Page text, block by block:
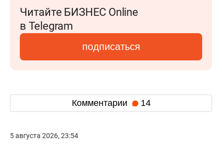
Читайте БИЗНЕС Online
в Telegram
подписаться
Комментарии 14
5 августа 2026, 23:54